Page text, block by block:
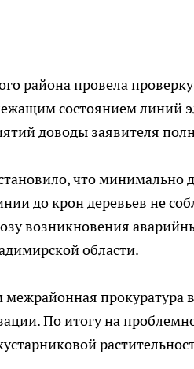
района провела
состоянием линий
доводы заявителя
что минимально
до крон деревьев не
возникновения
области.
прокуратура
По итогу на